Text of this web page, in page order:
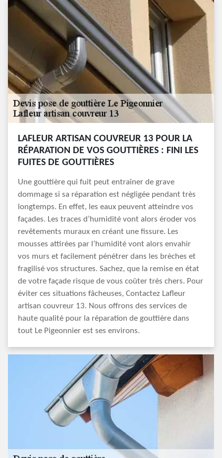
LAFLEUR ARTISAN COUVREUR 13 POUR LA
RÉPARATION DE VOS GOUTTIÈRES : FINI LES
FUITES DE GOUTTIÈRES
Une gouttière qui fuit peut entraîner de grave
dommage si sa réparation est négligée pendant très
longtemps. En effet, les eaux peuvent atteindre vos
façades. Les traces d’humidité vont alors éroder vos
revêtements muraux en créant une fissure. Les
mousses attirées par l’humidité vont alors envahir
vos murs et facilement pénétrer dans les brèches et
fragilisé vos structures. Sachez, que la remise en état
de votre façade risque de vous coûter très chers. Pour
éviter ces situations fâcheuses, Contactez Lafleur
artisan couvreur 13. Nous offrons des services de
haute qualité pour la réparation de gouttière dans
tout Le Pigeonnier est ses environs.